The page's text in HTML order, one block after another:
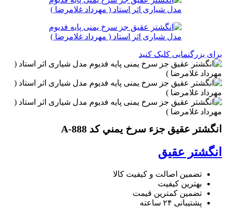
برای بزرگنمایی کلیک کنید
انگشتر عقيق جزء سرخ يمني کد A-888
انگشتر عقیق
تضمین اصالت و کیفیت کالا
بهترین کیفیت
تضمین کمترین قیمت
پشتیبانی ۲۴ ساعته